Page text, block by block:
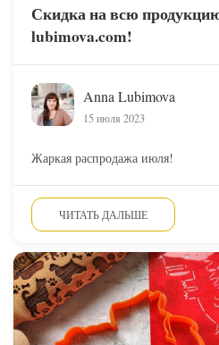
Скидка на всю
lubimova.com!
Anna Lubimova
15 июля 2023
Жаркая распродажа июля!
ЧИТАТЬ ДАЛЬШЕ